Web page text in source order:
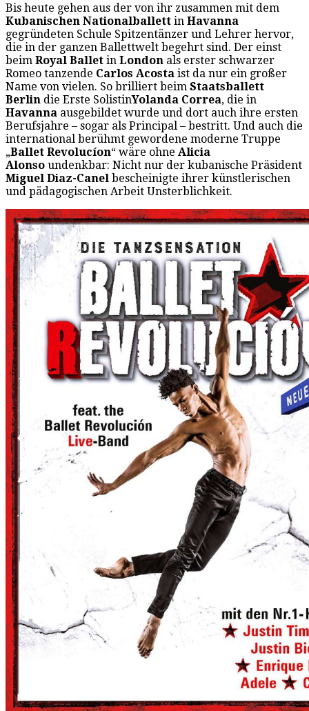
Bis heute gehen aus der von ihr zusammen mit dem
Kubanischen Nationalballett in Havanna
gegründeten Schule Spitzentänzer und Lehrer hervor,
die in der ganzen Ballettwelt begehrt sind. Der einst
beim Royal Ballet in London als erster schwarzer
Romeo tanzende Carlos Acosta ist da nur ein großer
Name von vielen. So brilliert beim Staatsballett
Berlin die Erste SolistinYolanda Correa, die in
Havanna ausgebildet wurde und dort auch ihre ersten
Berufsjahre – sogar als Principal – bestritt. Und auch die
international berühmt gewordene moderne Truppe
„Ballet Revolucíon“ wäre ohne Alicia
Alonso undenkbar: Nicht nur der kubanische Präsident
Miguel Diaz-Canel bescheinigte ihrer künstlerischen
und pädagogischen Arbeit Unsterblichkeit.